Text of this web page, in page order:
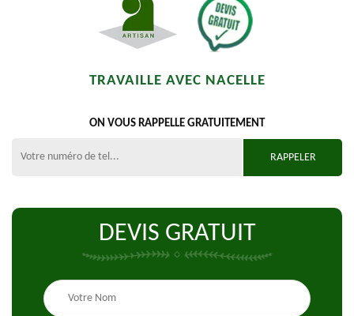
TRAVAILLE AVEC NACELLE
ON VOUS RAPPELLE GRATUITEMENT
DEVIS GRATUIT